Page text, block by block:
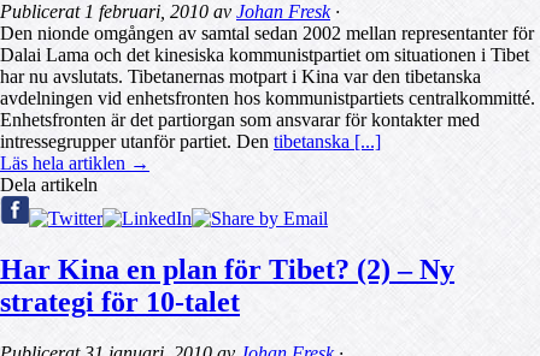
Publicerat 1 februari, 2010 av Johan Fresk·
Den nionde omgången av samtal sedan 2002 mellan representanter för
Dalai Lama och det kinesiska kommunistpartiet om situationen i Tibet
har nu avslutats. Tibetanernas motpart i Kina var den tibetanska
avdelningen vid enhetsfronten hos kommunistpartiets centralkommitté.
Enhetsfronten är det partiorgan som ansvarar för kontakter med
intressegrupper utanför partiet. Den tibetanska [...]
Läs hela artiklen →
Dela artikeln
Har Kina en plan för Tibet? (2) – Ny
strategi för 10-talet